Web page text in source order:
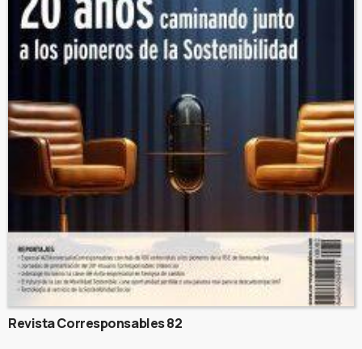
Revista Corresponsables 82